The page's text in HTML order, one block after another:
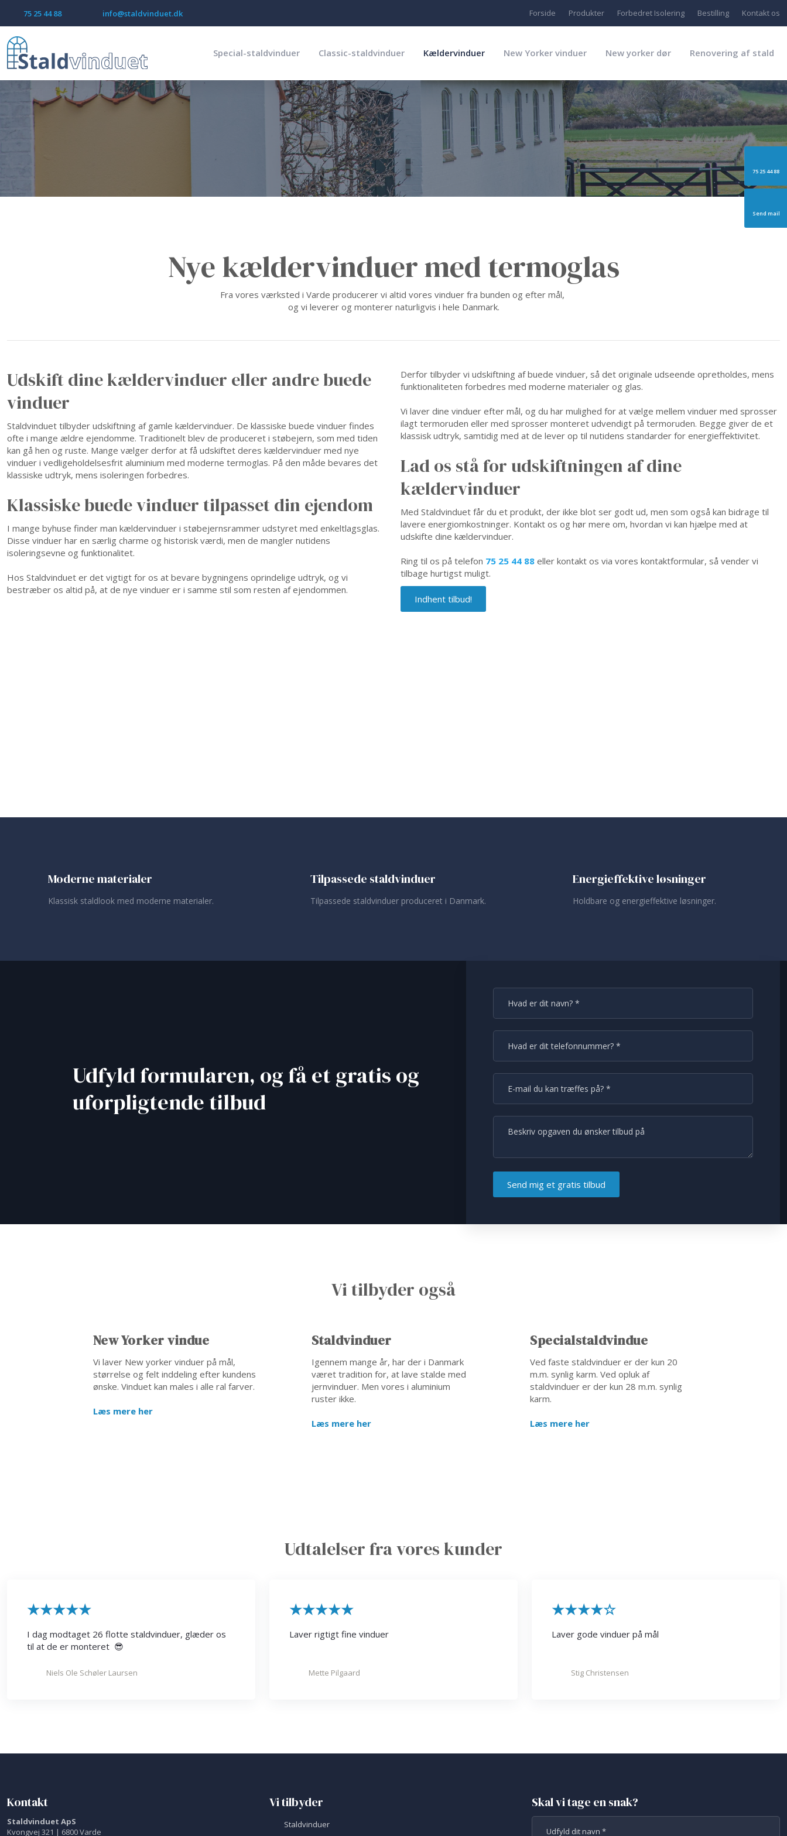
75 25 44 88
Send mail
75 25 44 88 info@staldvinduet.dk Forside Produkter Forbedret Isolering Bestilling Kontakt os
Special-staldvinduer Classic-staldvinduer Kældervinduer New Yorker vinduer New yorker dør Renovering af stald
Nye kældervinduer med termoglas
Fra vores værksted i Varde producerer vi altid vores vinduer fra bunden og efter mål,
og vi leverer og monterer naturligvis i hele Danmark.
Udskift dine kældervinduer eller andre buede
vinduer
Staldvinduet tilbyder udskiftning af gamle kældervinduer. De klassiske buede vinduer findes
ofte i mange ældre ejendomme. Traditionelt blev de produceret i støbejern, som med tiden
kan gå hen og ruste. Mange vælger derfor at få udskiftet deres kældervinduer med nye
vinduer i vedligeholdelsesfrit aluminium med moderne termoglas. På den måde bevares det
klassiske udtryk, mens isoleringen forbedres.
Klassiske buede vinduer tilpasset din ejendom
I mange byhuse finder man kældervinduer i støbejernsrammer udstyret med enkeltlagsglas.
Disse vinduer har en særlig charme og historisk værdi, men de mangler nutidens
isoleringsevne og funktionalitet.
Hos Staldvinduet er det vigtigt for os at bevare bygningens oprindelige udtryk, og vi
bestræber os altid på, at de nye vinduer er i samme stil som resten af ejendommen.
Derfor tilbyder vi udskiftning af buede vinduer, så det originale udseende opretholdes, mens
funktionaliteten forbedres med moderne materialer og glas.
Vi laver dine vinduer efter mål, og du har mulighed for at vælge mellem vinduer med sprosser
ilagt termoruden eller med sprosser monteret udvendigt på termoruden. Begge giver de et
klassisk udtryk, samtidig med at de lever op til nutidens standarder for energieffektivitet.
Lad os stå for udskiftningen af dine
kældervinduer
Med Staldvinduet får du et produkt, der ikke blot ser godt ud, men som også kan bidrage til
lavere energiomkostninger. Kontakt os og hør mere om, hvordan vi kan hjælpe med at
udskifte dine kældervinduer.
Ring til os på telefon 75 25 44 88eller kontakt os via vores kontaktformular, så vender vi
tilbage hurtigst muligt.
Indhent tilbud!​
Moderne materialer
Klassisk staldlook med moderne materialer.
Tilpassede staldvinduer
Tilpassede staldvinduer produceret i Danmark.
Energieffektive løsninger
Holdbare og energieffektive løsninger.
​Udfyld formularen, og få et gratis og
uforpligtende tilbud
​Vi tilbyder også
New Yorker vindue
Vi laver New yorker vinduer på mål,
størrelse og felt inddeling efter kundens
ønske. Vinduet kan males i alle ral farver.
Læs mere her
Staldvinduer
Igennem mange år, har der i Danmark
været tradition for, at lave stalde med
jernvinduer. Men vores i aluminium
ruster ikke.​
Læs mere her
Specialstaldvindue
Ved faste staldvinduer er der kun 20
m.m. synlig karm. Ved opluk af
staldvinduer er der kun 28 m.m. synlig
karm.
Læs mere her
Udtalelser fra vores kunder
​★★★★★
I dag modtaget 26 flotte staldvinduer, glæder os
til at de er monteret 😎
Niels Ole Schøler Laursen
​★★★★★
Laver rigtigt fine vinduer
Mette Pilgaard
​★★★★☆
Laver gode vinduer på mål
Stig Christensen
Kontakt
Staldvinduet ApS
Kvongvej 321 | 6800 Varde
Vi tilbyder
​Staldvinduer​
Skal vi tage en snak?